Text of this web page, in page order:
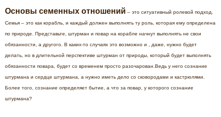
Основы семенных отношений – это ситуативный ролевой подход.
Семья – это как корабль, и каждый должен выполнять ту роль, которая ему определена
по природе. Представьте, штурман и повар на корабле начнут выполнять не свои
обязанности, а другого. В каких-то случаях это возможно и , даже, нужно будет
делать, но в длительной перспективе штурман от природы, который будет выполнять
обязанности повара, будет со временем просто разочарован.Ведь у него сознание
штурмана и сердце штурмана, а нужно иметь дело со сковородами и кастрюлями.
Более того, сознание определяет бытие, а что за повар, у которого сознание
штурмана?